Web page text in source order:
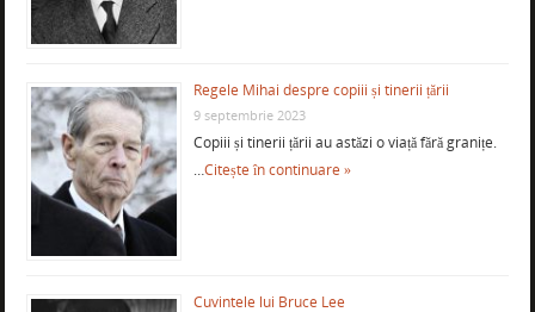
Regele Mihai despre copiii și tinerii țării
9 septembrie 2023
Copiii și tinerii țării au astăzi o viață fără granițe.
…Citește în continuare »
Cuvintele lui Bruce Lee